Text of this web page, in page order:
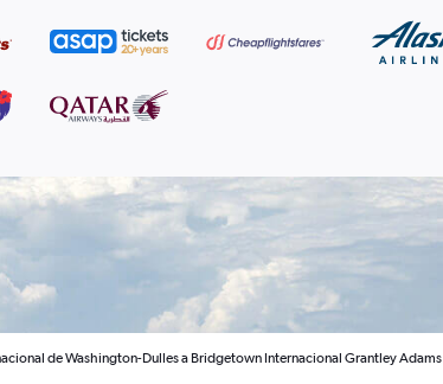
de Washington-Dulles a Bridgetown Internacional Grantley Adams